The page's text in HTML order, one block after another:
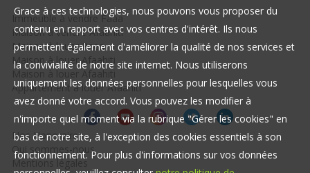
Immeuble à vendre Faaa
Maison à vendre Afaahiti
Maison à louer Paea
Maison à louer Afaahiti
Appartement à louer Afaahiti
Nos Honoraires
Qui sommes-nous
Mentions légales
Grace à ces technologies, nous pouvons vous proposer du
contenu en rapport avec vos centres d'intérêt. Ils nous
permettent également d'améliorer la qualité de nos services et
la convivialité de notre site internet. Nous utiliserons
uniquement les données personnelles pour lesquelles vous
avez donné votre accord. Vous pouvez les modifier à
n'importe quel moment via la rubrique "Gérer les cookies" en
bas de notre site, à l'exception des cookies essentiels à son
fonctionnement. Pour plus d'informations sur vos données